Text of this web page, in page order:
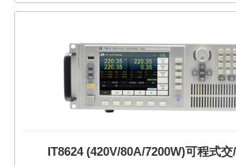
IT8624 (420V/80A/7200W)可程式